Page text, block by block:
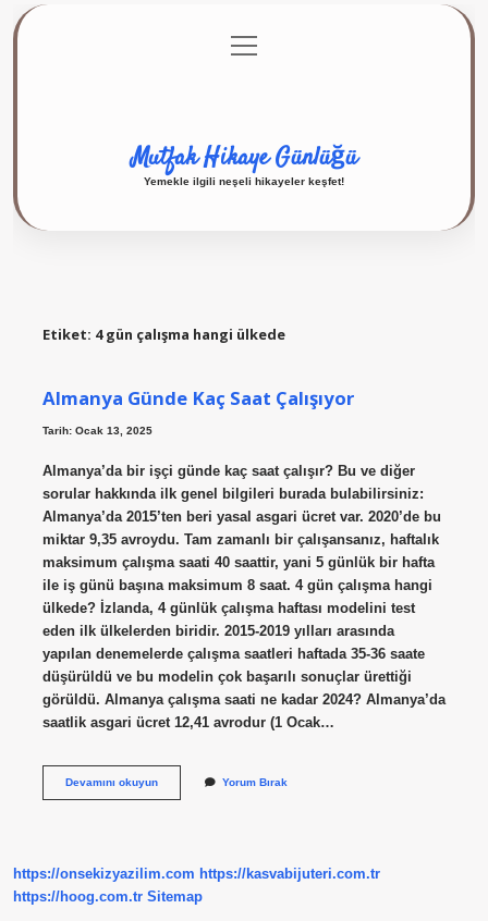
Gizlilik Politikası
menüyü
aç
Mutfak Hikaye Günlüğü
Yemekle ilgili neşeli hikayeler keşfet!
Etiket: 4 gün çalışma hangi ülkede
Almanya Günde Kaç Saat Çalışıyor
Tarih: Ocak 13, 2025
Almanya’da bir işçi günde kaç saat çalışır? Bu ve diğer
sorular hakkında ilk genel bilgileri burada bulabilirsiniz:
Almanya’da 2015’ten beri yasal asgari ücret var. 2020’de bu
miktar 9,35 avroydu. Tam zamanlı bir çalışansanız, haftalık
maksimum çalışma saati 40 saattir, yani 5 günlük bir hafta
ile iş günü başına maksimum 8 saat. 4 gün çalışma hangi
ülkede? İzlanda, 4 günlük çalışma haftası modelini test
eden ilk ülkelerden biridir. 2015-2019 yılları arasında
yapılan denemelerde çalışma saatleri haftada 35-36 saate
düşürüldü ve bu modelin çok başarılı sonuçlar ürettiği
görüldü. Almanya çalışma saati ne kadar 2024? Almanya’da
saatlik asgari ücret 12,41 avrodur (1 Ocak…
Devamını okuyunAlmanya
Yorum Bırak
https://onsekizyazilim.com https://kasvabijuteri.com.tr
https://hoog.com.tr Sitemap